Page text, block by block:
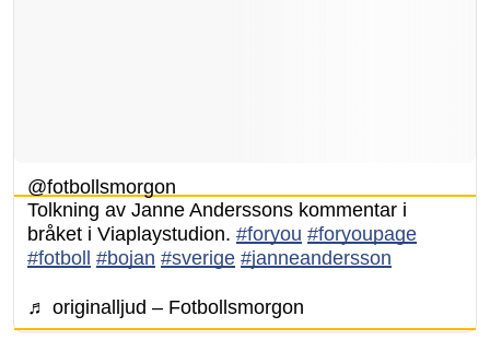
@fotbollsmorgon
Tolkning av Janne Anderssons kommentar i
bråket i Viaplaystudion. #foryou #foryoupage
#fotboll #bojan #sverige #janneandersson
♬ originalljud – Fotbollsmorgon